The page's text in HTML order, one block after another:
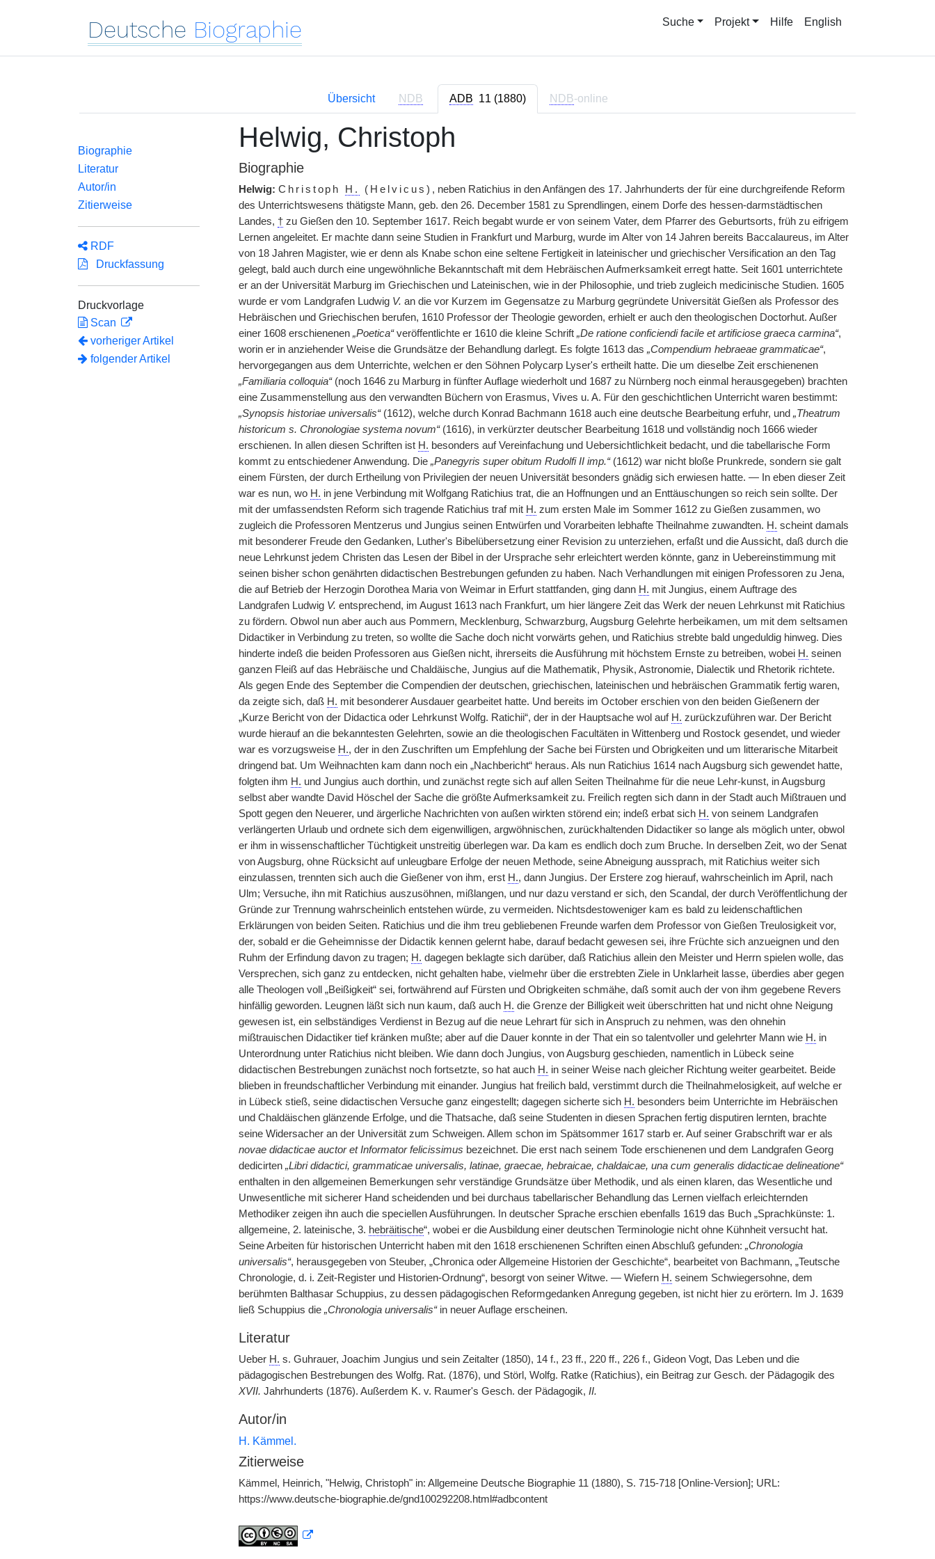
Deutsche Biographie Suche Projekt Hilfe English
Übersicht NDB ADB 11 (1880) NDB-online
Biographie
Literatur
Autor/in
Zitierweise
RDF
Druckfassung
Druckvorlage
Scan
vorheriger Artikel
folgender Artikel
Helwig, Christoph
Biographie
Helwig: Christoph H. (Helvicus) , neben Ratichius in den Anfängen des 17. Jahrhunderts der für eine durchgreifende Reform
des Unterrichtswesens thätigste Mann, geb. den 26. December 1581 zu Sprendlingen, einem Dorfe des hessen-darmstädtischen
Landes, †zu Gießen den 10. September 1617. Reich begabt wurde er von seinem Vater, dem Pfarrer des Geburtsorts, früh zu eifrigem
Lernen angeleitet. Er machte dann seine Studien in Frankfurt und Marburg, wurde im Alter von 14 Jahren bereits Baccalaureus, im Alter
von| 18 Jahren Magister, wie er denn als Knabe schon eine seltene Fertigkeit in lateinischer und griechischer Versification an den Tag
gelegt, bald auch durch eine ungewöhnliche Bekanntschaft mit dem Hebräischen Aufmerksamkeit erregt hatte. Seit 1601 unterrichtete
er an der Universität Marburg im Griechischen und Lateinischen, wie in der Philosophie, und trieb zugleich medicinische Studien. 1605
wurde er vom Landgrafen Ludwig V. an die vor Kurzem im Gegensatze zu Marburg gegründete Universität Gießen als Professor des
Hebräischen und Griechischen berufen, 1610 Professor der Theologie geworden, erhielt er auch den theologischen Doctorhut. Außer
einer 1608 erschienenen „Poetica“veröffentlichte er 1610 die kleine Schrift „De ratione conficiendi facile et artificiose graeca carmina“,
worin er in anziehender Weise die Grundsätze der Behandlung darlegt. Es folgte 1613 das „Compendium hebraeae grammaticae“,
hervorgegangen aus dem Unterrichte, welchen er den Söhnen Polycarp Lyser's ertheilt hatte. Die um dieselbe Zeit erschienenen
„Familiaria colloquia“(noch 1646 zu Marburg in fünfter Auflage wiederholt und 1687 zu Nürnberg noch einmal herausgegeben) brachten
eine Zusammenstellung aus den verwandten Büchern von Erasmus, Vives u. A. Für den geschichtlichen Unterricht waren bestimmt:
„Synopsis historiae universalis“(1612), welche durch Konrad Bachmann 1618 auch eine deutsche Bearbeitung erfuhr, und „Theatrum
historicum s. Chronologiae systema novum“(1616), in verkürzter deutscher Bearbeitung 1618 und vollständig noch 1666 wieder
erschienen. In allen diesen Schriften ist H. besonders auf Vereinfachung und Uebersichtlichkeit bedacht, und die tabellarische Form
kommt zu entschiedener Anwendung. Die „Panegyris super obitum Rudolfi II imp.“(1612) war nicht bloße Prunkrede, sondern sie galt
einem Fürsten, der durch Ertheilung von Privilegien der neuen Universität besonders gnädig sich erwiesen hatte. — In eben dieser Zeit
war es nun, wo H. in jene Verbindung mit Wolfgang Ratichius trat, die an Hoffnungen und an Enttäuschungen so reich sein sollte. Der
mit der umfassendsten Reform sich tragende Ratichius traf mit H. zum ersten Male im Sommer 1612 zu Gießen zusammen, wo
zugleich die Professoren Mentzerus und Jungius seinen Entwürfen und Vorarbeiten lebhafte Theilnahme zuwandten. H. scheint damals
mit besonderer Freude den Gedanken, Luther's Bibelübersetzung einer Revision zu unterziehen, erfaßt und die Aussicht, daß durch die
neue Lehrkunst jedem Christen das Lesen der Bibel in der Ursprache sehr erleichtert werden könnte, ganz in Uebereinstimmung mit
seinen bisher schon genährten didactischen Bestrebungen gefunden zu haben. Nach Verhandlungen mit einigen Professoren zu Jena,
die auf Betrieb der Herzogin Dorothea Maria von Weimar in Erfurt stattfanden, ging dann H. mit Jungius, einem Auftrage des
Landgrafen Ludwig V. entsprechend, im August 1613 nach Frankfurt, um hier längere Zeit das Werk der neuen Lehrkunst mit Ratichius
zu fördern. Obwol nun aber auch aus Pommern, Mecklenburg, Schwarzburg, Augsburg Gelehrte herbeikamen, um mit dem seltsamen
Didactiker in Verbindung zu treten, so wollte die Sache doch nicht vorwärts gehen, und Ratichius strebte bald ungeduldig hinweg. Dies
hinderte indeß die beiden Professoren aus Gießen nicht, ihrerseits die Ausführung mit höchstem Ernste zu betreiben, wobei H. seinen
ganzen Fleiß auf das Hebräische und Chaldäische, Jungius auf die Mathematik, Physik, Astronomie, Dialectik und Rhetorik richtete.
Als gegen Ende des September die Compendien der deutschen, griechischen, lateinischen und hebräischen Grammatik fertig waren,
da zeigte sich, daß H. mit besonderer Ausdauer gearbeitet hatte. Und bereits im October erschien von den beiden Gießenern der
„Kurze Bericht von der Didactica oder Lehrkunst Wolfg. Ratichii“, der in der Hauptsache wol auf H. zurückzuführen war. Der Bericht
wurde hierauf an die bekanntesten Gelehrten, sowie an die theologischen Facultäten in Wittenberg und Rostock gesendet, und wieder
war es vorzugsweise H., der in den Zuschriften um Empfehlung der Sache bei Fürsten und Obrigkeiten und um litterarische Mitarbeit
dringend bat. Um Weihnachten kam dann noch ein „Nachbericht“ heraus. Als nun Ratichius 1614 nach Augsburg sich gewendet hatte,
folgten ihm H. und Jungius auch dorthin, und zunächst regte sich auf allen Seiten Theilnahme für die neue Lehr-kunst, in Augsburg
selbst aber wandte David Höschel der Sache die größte Aufmerksamkeit zu. Freilich regten sich dann in der Stadt auch Mißtrauen und
Spott gegen den Neuerer, und ärgerliche Nachrichten von außen wirkten störend ein; indeß erbat sich H. von seinem Landgrafen
verlängerten Urlaub und ordnete sich dem eigenwilligen, argwöhnischen, zurückhaltenden Didactiker so lange als möglich unter, obwol
er ihm in wissenschaftlicher Tüchtigkeit unstreitig überlegen war. Da kam es endlich doch zum Bruche. In derselben Zeit, wo der Senat
von Augsburg, ohne Rücksicht auf unleugbare Erfolge der neuen Methode, seine Abneigung aussprach, mit Ratichius weiter sich
einzulassen, trennten sich auch die Gießener von ihm, erst H., dann Jungius. Der Erstere zog hierauf, wahrscheinlich im April, nach
Ulm; Versuche, ihn mit Ratichius auszusöhnen, mißlangen, und nur dazu verstand er sich, den Scandal, der durch Veröffentlichung der
Gründe zur Trennung wahrscheinlich entstehen würde, zu vermeiden. Nichtsdestoweniger kam es bald zu leidenschaftlichen
Erklärungen von beiden Seiten. Ratichius und die ihm treu gebliebenen Freunde warfen dem Professor von Gießen Treulosigkeit vor,
der, sobald er die Geheimnisse der Didactik kennen gelernt habe, darauf bedacht gewesen sei, ihre Früchte sich anzueignen und den
Ruhm der Erfindung davon zu tragen; H. dagegen beklagte sich darüber, daß Ratichius allein den Meister und Herrn spielen wolle, das
Versprechen, sich ganz zu entdecken, nicht gehalten habe, vielmehr über die erstrebten Ziele in Unklarheit lasse, überdies aber gegen
alle Theologen voll „Beißigkeit“ sei, fortwährend auf Fürsten und Obrigkeiten schmähe, daß somit auch der von ihm gegebene Revers
hinfällig geworden. Leugnen läßt sich nun kaum, daß auch H. die Grenze der Billigkeit weit überschritten hat und nicht ohne Neigung
gewesen ist, ein selbständiges Verdienst in Bezug auf die neue Lehrart für sich in Anspruch zu nehmen, was den ohnehin
mißtrauischen Didactiker tief kränken mußte; aber auf die Dauer konnte in der That ein so talentvoller und gelehrter Mann wie H. in
Unterordnung unter Ratichius nicht bleiben. Wie dann doch Jungius, von Augsburg geschieden, namentlich in Lübeck seine
didactischen Bestrebungen zunächst noch fortsetzte, so hat auch H. in seiner Weise nach gleicher Richtung weiter gearbeitet. Beide
blieben in freundschaftlicher Verbindung mit einander. Jungius hat freilich bald, verstimmt durch die Theilnahmelosigkeit, auf welche er
in Lübeck stieß, seine didactischen Versuche ganz eingestellt; dagegen sicherte sich H. besonders beim Unterrichte im Hebräischen
und Chaldäischen glänzende Erfolge, und die Thatsache, daß seine Studenten in diesen Sprachen fertig disputiren lernten, brachte
seine Widersacher an der Universität zum Schweigen. Allem schon im Spätsommer 1617 starb er. Auf seiner Grabschrift war er als
novae didacticae auctor et Informator felicissimus bezeichnet. Die erst nach seinem Tode erschienenen und dem Landgrafen Georg
dedicirten „Libri didactici, grammaticae universalis, latinae, graecae, hebraicae, chaldaicae, una cum generalis didacticae delineatione“
enthalten in den allgemeinen Bemerkungen sehr verständige Grundsätze über Methodik, und als einen klaren, das Wesentliche und
Unwesentliche mit sicherer Hand scheidenden und bei durchaus tabellarischer Behandlung das Lernen vielfach erleichternden
Methodiker zeigen ihn auch die speciellen Ausführungen. In deutscher Sprache erschien ebenfalls 1619 das Buch „Sprachkünste: 1.
allgemeine, 2. lateinische, 3. hebräitische“, wobei er die Ausbildung einer deutschen Terminologie nicht ohne Kühnheit versucht hat.
Seine Arbeiten für historischen Unterricht haben mit den 1618 erschienenen Schriften einen Abschluß gefunden: „Chronologia
universalis“, herausgegeben von Steuber, „Chronica oder Allgemeine Historien der Geschichte“, bearbeitet von Bachmann, „Teutsche
Chronologie, d. i. Zeit-Register und Historien-Ordnung“, besorgt von seiner Witwe. — Wiefern H. seinem Schwiegersohne, dem
berühmten Balthasar Schuppius, zu dessen pädagogischen Reformgedanken Anregung gegeben, ist nicht hier zu erörtern. Im J. 1639
ließ Schuppius die „Chronologia universalis“in neuer Auflage erscheinen.
Literatur
Ueber H. s. Guhrauer, Joachim Jungius und sein Zeitalter (1850), 14 f., 23 ff., 220 ff., 226 f., Gideon Vogt, Das Leben und die
pädagogischen Bestrebungen des Wolfg. Rat. (1876), und Störl, Wolfg. Ratke (Ratichius), ein Beitrag zur Gesch. der Pädagogik des
XVII. Jahrhunderts (1876). Außerdem K. v. Raumer's Gesch. der Pädagogik, II.
Autor/in
H. Kämmel.
Zitierweise
Kämmel, Heinrich, "Helwig, Christoph" in: Allgemeine Deutsche Biographie 11 (1880), S. 715-718 [Online-Version]; URL:
https://www.deutsche-biographie.de/gnd100292208.html#adbcontent